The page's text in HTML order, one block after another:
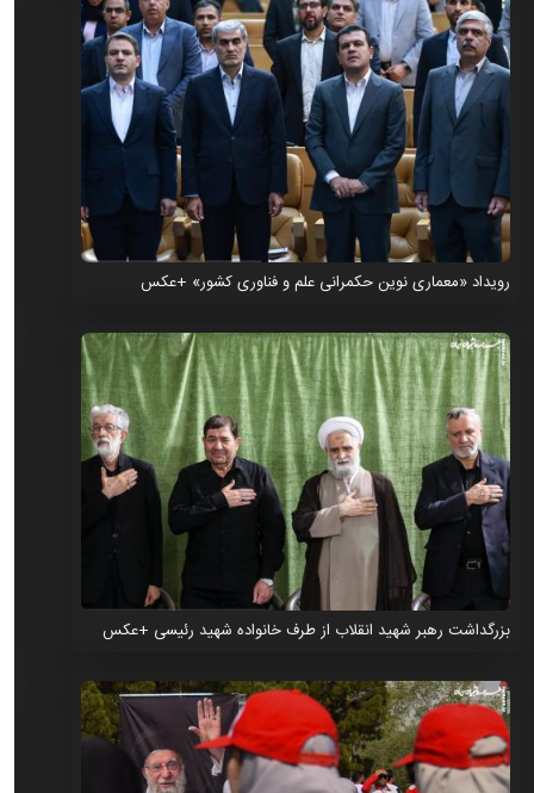
رویداد «معماری نوین حکمرانی علم و فناوری کشور» +عکس
بزرگداشت رهبر شهید انقلاب از طرف خانواده شهید رئیسی +عکس